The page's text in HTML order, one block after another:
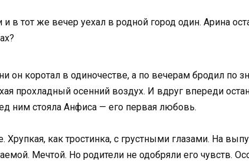
тот же вечер уехал в родной город один. Арина
он коротал в одиночестве, а по вечерам бродил по
прохладный осенний воздух. И вдруг впереди
ним стояла Анфиса — его первая любовь.
как тростинка, с грустными глазами. На
Мечтой. Но родители не одобряли его чувств.